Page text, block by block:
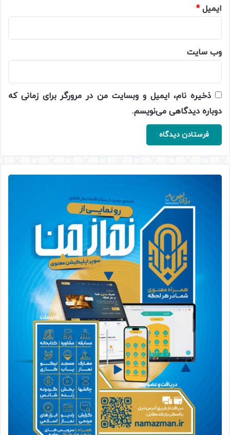
ایمیل*
وب‌ سایت
ذخیره نام، ایمیل و وبسایت من در مرورگر برای زمانی که
دوباره دیدگاهی می‌نویسم.